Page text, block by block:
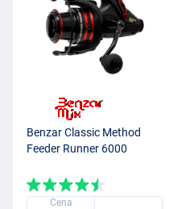
Benzar Classic Method
Feeder Runner 6000
Cena